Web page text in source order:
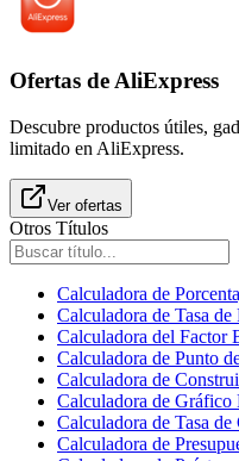
Ofertas de AliExpress
Descubre productos útiles,
limitado en AliExpress.
Ver ofertas
Otros Títulos
Calculadora de
Calculadora de Tasa de
Calculadora del Factor
Calculadora de Punto
Calculadora de
Calculadora de Gráfico
Calculadora de Tasa de
Calculadora de